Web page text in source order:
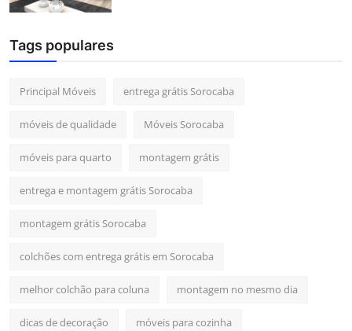
Tags populares
Principal Móveis entrega grátis Sorocaba
móveis de qualidade Móveis Sorocaba
móveis para quarto montagem grátis
entrega e montagem grátis Sorocaba
montagem grátis Sorocaba
colchões com entrega grátis em Sorocaba
melhor colchão para coluna montagem no mesmo dia
dicas de decoração móveis para cozinha